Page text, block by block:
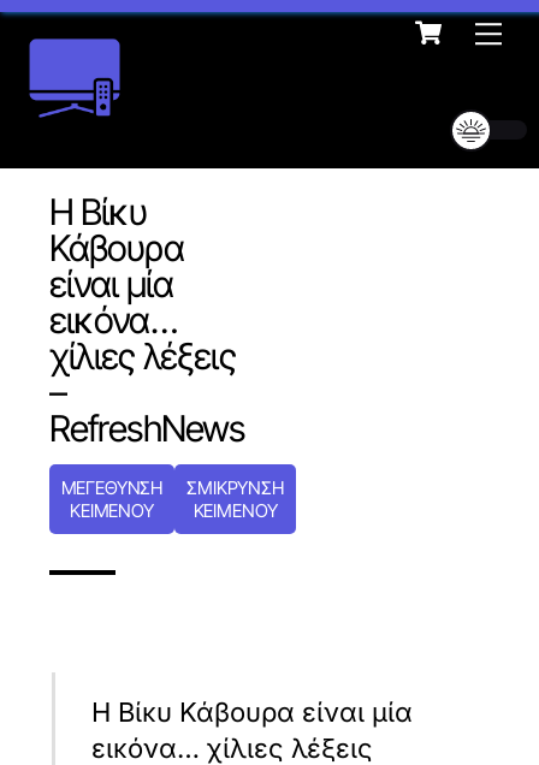
Skip
content
Cart
Η Βίκυ
Κάβουρα
είναι μία
εικόνα…
χίλιες λέξεις
–
RefreshNews
ΜΕΓΕΘΥΝΣΗ
ΚΕΙΜΕΝΟΥ
ΣΜΙΚΡΥΝΣΗ
ΚΕΙΜΕΝΟΥ
Η Βίκυ Κάβουρα είναι μία
εικόνα… χίλιες λέξεις